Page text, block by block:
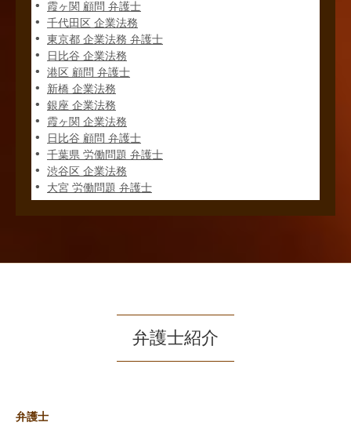
霞ヶ関 顧問 弁護士
千代田区 企業法務
東京都 企業法務 弁護士
日比谷 企業法務
港区 顧問 弁護士
新橋 企業法務
銀座 企業法務
霞ヶ関 企業法務
日比谷 顧問 弁護士
千葉県 労働問題 弁護士
渋谷区 企業法務
大宮 労働問題 弁護士
弁護士紹介
弁護士